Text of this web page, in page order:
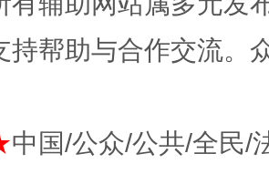
持帮助与合作交流。
中国/公众/公共/全民/